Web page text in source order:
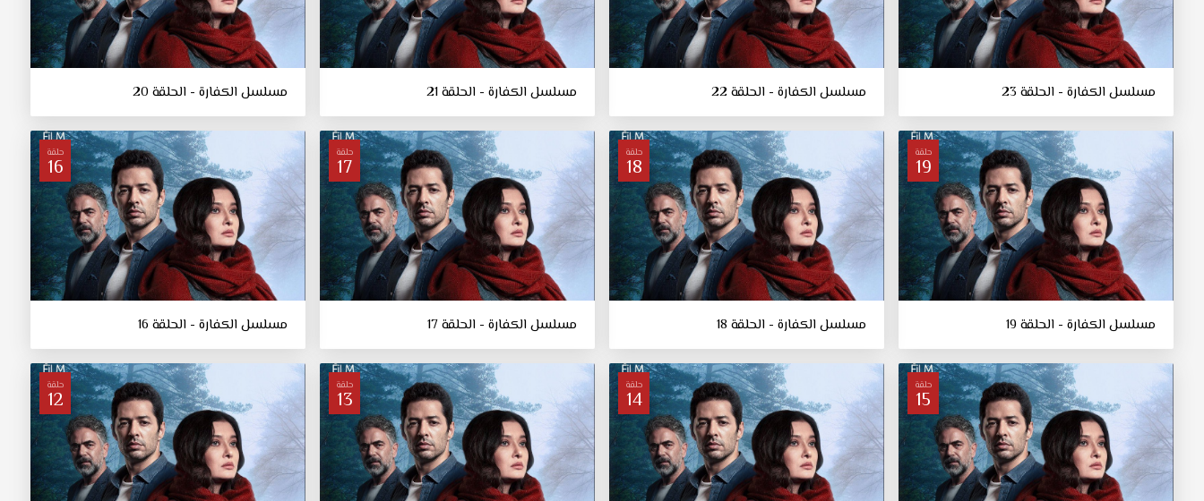
مسلسل الكفارة - الحلقة 23 مسلسل الكفارة - الحلقة 22 مسلسل الكفارة - الحلقة 21 مسلسل الكفارة - الحلقة 20
حلقة
19
مسلسل الكفارة - الحلقة 19
حلقة
18
مسلسل الكفارة - الحلقة 18
حلقة
17
مسلسل الكفارة - الحلقة 17
حلقة
16
مسلسل الكفارة - الحلقة 16
حلقة
15
حلقة
14
حلقة
13
حلقة
12